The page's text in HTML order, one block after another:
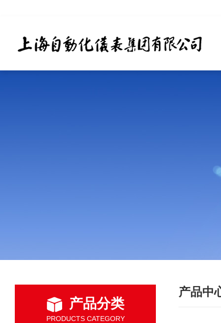
产品分类
PRODUCTS CATEGORY
产品中